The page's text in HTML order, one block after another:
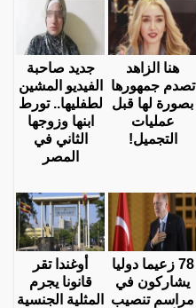
هنا الزاهد
تصدم جمهورها
بصورة لها قبل
عمليات
التجميل!
جديد صاحبة
الفيديو المشين
لطفليها.. تورط
ابنها وزوجها
الثاني في
المصر
78 زعيما دوليا
يشاركون في
مراسم تنصيب
أوغندا تقر
قانونا يجرم
المثلية الجنسية